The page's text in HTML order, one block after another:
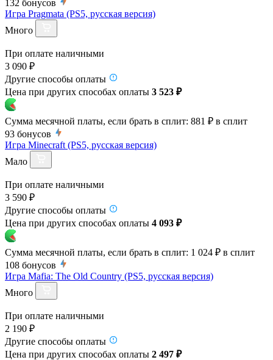
132 бонусов
Игра Pragmata (PS5, русская версия)
Много
При оплате наличными
3 090 ₽
Другие способы оплаты
Цена при других способах оплаты 3 523 ₽
Сумма месячной платы, если брать в сплит: 881 ₽ в сплит
93 бонусов
Игра Minecraft (PS5, русская версия)
Мало
При оплате наличными
3 590 ₽
Другие способы оплаты
Цена при других способах оплаты 4 093 ₽
Сумма месячной платы, если брать в сплит: 1 024 ₽ в сплит
108 бонусов
Игра Mafia: The Old Country (PS5, русская версия)
Много
При оплате наличными
2 190 ₽
Другие способы оплаты
Цена при других способах оплаты 2 497 ₽